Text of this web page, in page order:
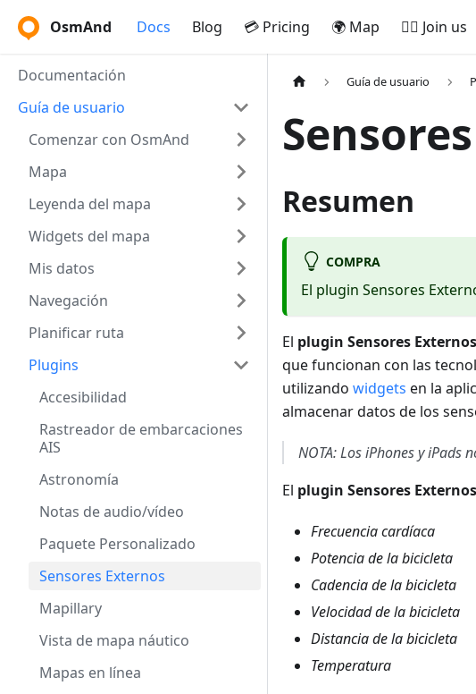
OsmAnd Docs Blog 💳 Pricing 🌍 Map 🚵‍♂️ Join us
Documentación
Guía de usuario
Comenzar con OsmAnd
Mapa
Leyenda del mapa
Widgets del mapa
Mis datos
Navegación
Planificar ruta
Plugins
Accesibilidad
Rastreador de embarcaciones
AIS
Astronomía
Notas de audio/vídeo
Paquete Personalizado
Sensores Externos
Mapillary
Vista de mapa náutico
Mapas en línea
Guía de usuario
Resumen
COMPRA
El plugin Sensores
El plugin Sensores Externos
que funcionan con las
utilizando widgets en la
almacenar datos de los
NOTA: Los iPhones y iPads
El plugin Sensores Externos
Frecuencia cardíaca
Potencia de la bicicleta
Cadencia de la bicicleta
Velocidad de la bicicleta
Distancia de la bicicleta
Temperatura